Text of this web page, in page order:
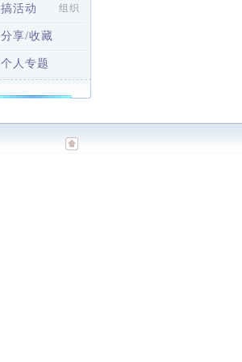
搞活动 组织
分享/收藏
个人专题